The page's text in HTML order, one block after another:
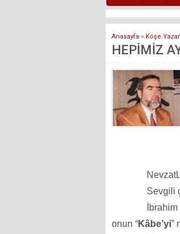
Anasayfa » Köşe
HEPİMİZ
Sevgili
onun “Kâbe’yi”